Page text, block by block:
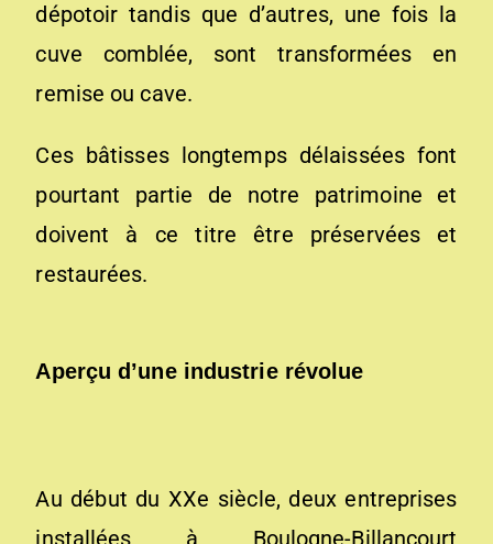
dépotoir tandis que d’autres, une fois la
cuve comblée, sont transformées en
remise ou cave.
Ces bâtisses longtemps délaissées font
pourtant partie de notre patrimoine et
doivent à ce titre être préservées et
restaurées.
Aperçu d’une industrie révolue
Au début du XXe siècle, deux entreprises
installées à Boulogne-Billancourt